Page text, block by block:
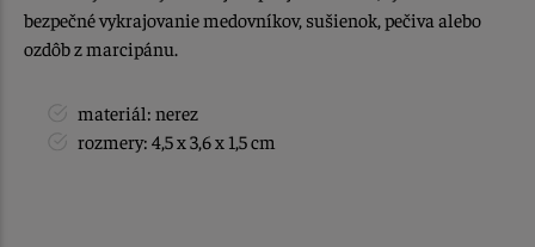
bezpečné vykrajovanie medovníkov, sušienok, pečiva alebo
ozdôb z marcipánu.
materiál: nerez
rozmery: 4,5 x 3,6 x 1,5 cm